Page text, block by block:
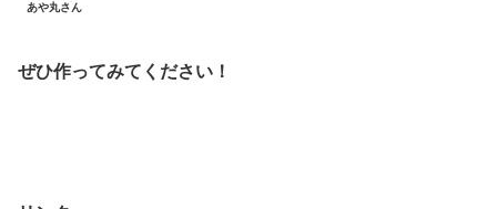
あや丸さん
ぜひ作ってみてください！